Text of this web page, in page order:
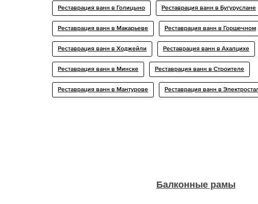
Реставрация ванн в Голицыно Реставрация ванн в Бугуруслане
Реставрация ванн в Макарьеве Реставрация ванн в Горшечном
Реставрация ванн в Ходжейли Реставрация ванн в Ахалцихе
Реставрация ванн в Минске Реставрация ванн в Строителе
Реставрация ванн в Мантурове Реставрация ванн в
Балконные рамы